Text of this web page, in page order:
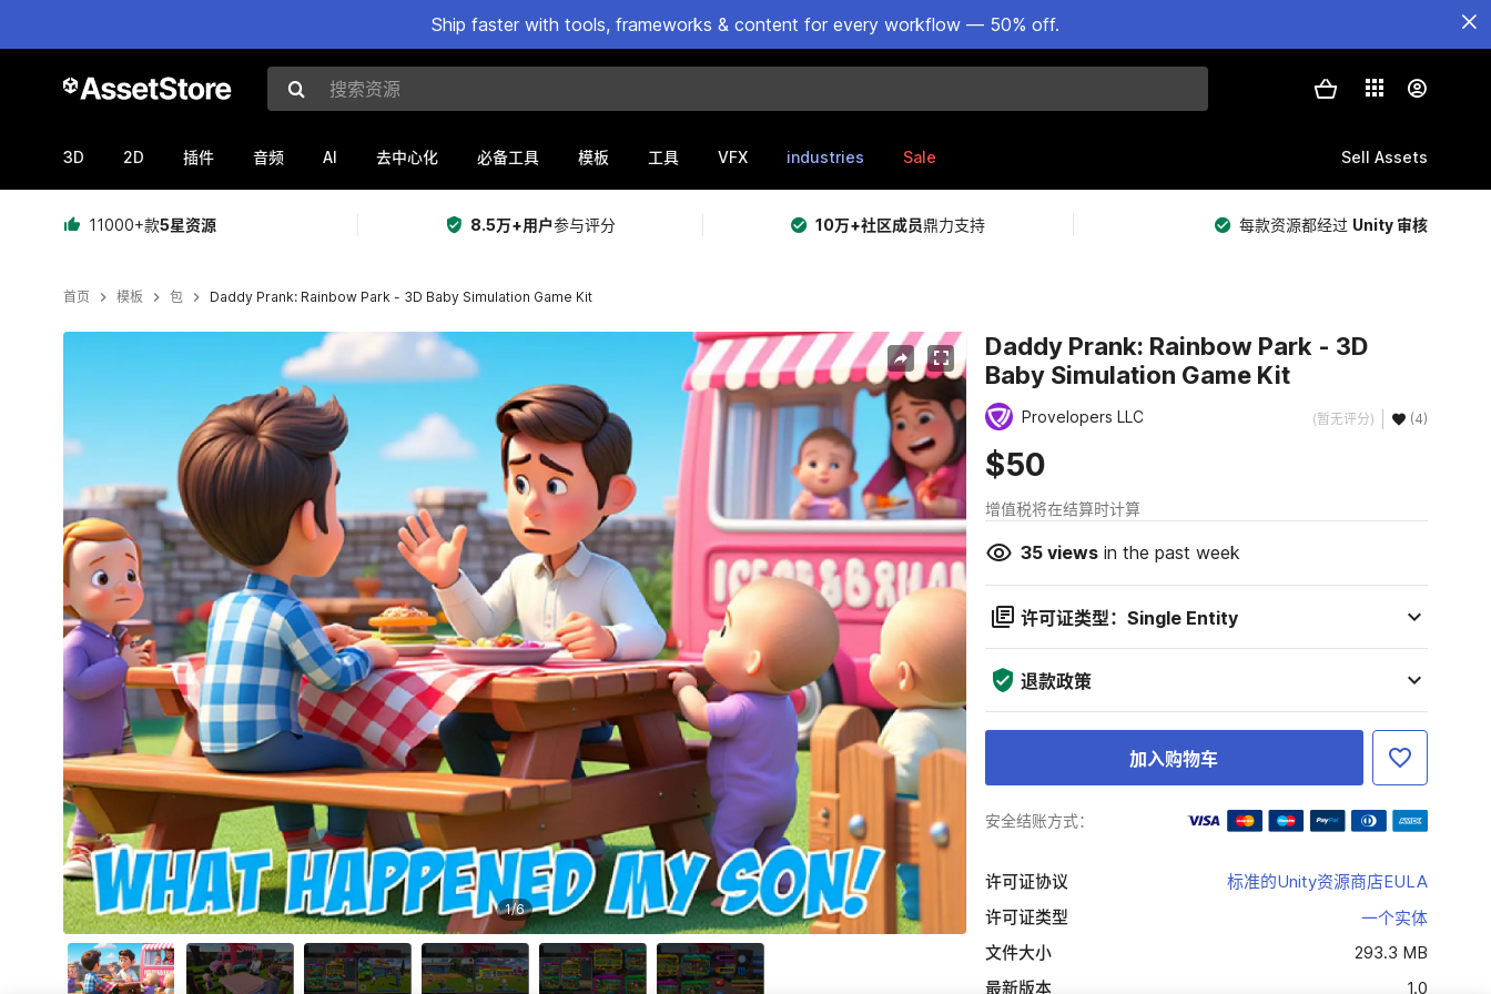
Ship faster with tools, frameworks & content for every workflow — 50% off.
搜索资源
3D 2D 插件 音频 AI 去中心化 必备工具 模板 工具 VFX industries Sale Sell Assets
11000+款5星资源 8.5万+用户参与评分 10万+社区成员鼎力支持 每款资源都经过 Unity 审核
首页 模板 包 Daddy Prank: Rainbow Park - 3D Baby Simulation Game Kit
1/6
Daddy Prank: Rainbow Park - 3D
Baby Simulation Game Kit
Provelopers LLC (暂无评分) (4)
$50
增值税将在结算时计算
35viewsin the past week
许可证类型：Single Entity
退款政策
加入购物车
安全结账方式：
许可证协议
标准的Unity资源商店EULA
许可证类型
一个实体
文件大小
293.3 MB
最新版本
1.0